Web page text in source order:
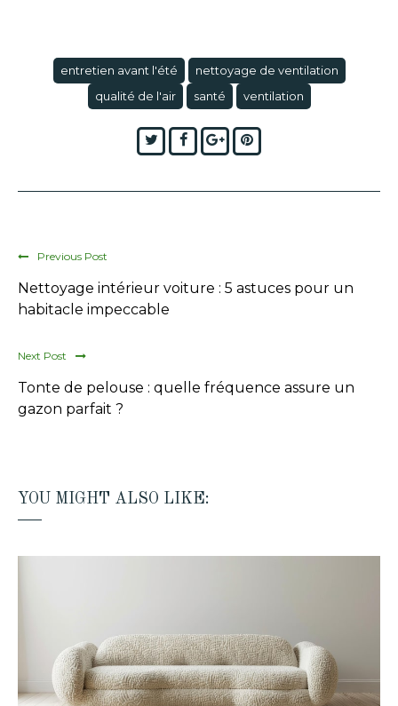
entretien avant l'été
nettoyage de ventilation
qualité de l'air
santé ventilation
TwitterFacebook
Google+Pinterest
Previous Post
Nettoyage intérieur voiture : 5 astuces pour un
habitacle impeccable
Next Post
Tonte de pelouse : quelle fréquence assure un
gazon parfait ?
YOU MIGHT ALSO LIKE: